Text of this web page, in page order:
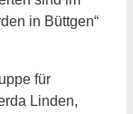
in Büttgen“
für
Linden,